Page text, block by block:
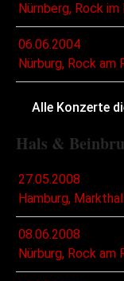
Nürnberg, Rock
06.06.2004
Nürburg, Rock am
Alle Konzerte
Hals &
27.05.2008
Hamburg,
08.06.2008
Nürburg, Rock am